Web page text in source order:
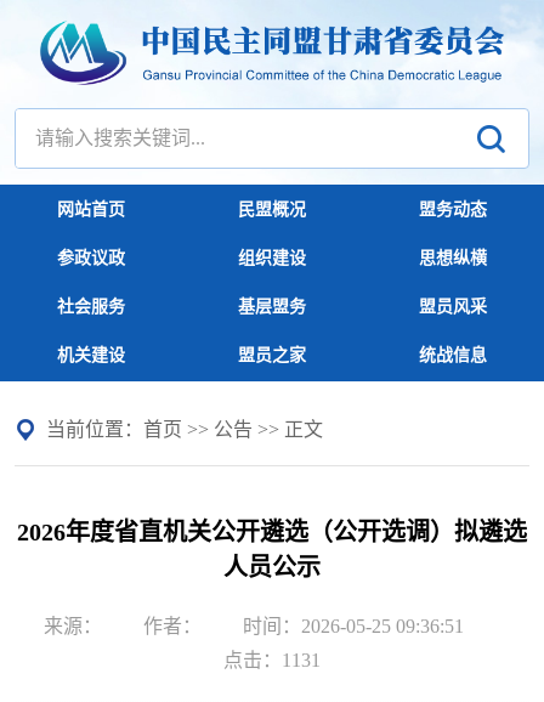
网站首页 民盟概况 盟务动态
参政议政 组织建设 思想纵横
社会服务 基层盟务 盟员风采
机关建设 盟员之家 统战信息
当前位置： 首页 >> 公告 >> 正文
2026年度省直机关公开遴选（公开选调）拟遴选
人员公示
来源： 作者：
时间：2026-05-25 09:36:51
点击： 1131